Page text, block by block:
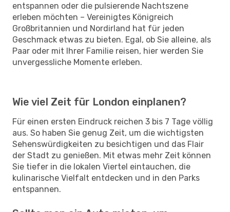
entspannen oder die pulsierende Nachtszene
erleben möchten – Vereinigtes Königreich
Großbritannien und Nordirland hat für jeden
Geschmack etwas zu bieten. Egal, ob Sie alleine, als
Paar oder mit Ihrer Familie reisen, hier werden Sie
unvergessliche Momente erleben.
Wie viel Zeit für London einplanen?
Für einen ersten Eindruck reichen 3 bis 7 Tage völlig
aus. So haben Sie genug Zeit, um die wichtigsten
Sehenswürdigkeiten zu besichtigen und das Flair
der Stadt zu genießen. Mit etwas mehr Zeit können
Sie tiefer in die lokalen Viertel eintauchen, die
kulinarische Vielfalt entdecken und in den Parks
entspannen.